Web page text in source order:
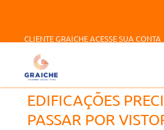
CLIENTE GRAICHE ACESSE SUA CONTA
EDIFICAÇÕES
PASSAR POR